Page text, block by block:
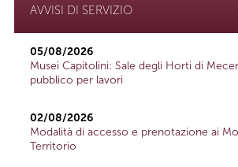
AVVISI DI SERVIZIO
05/08/2026
Musei Capitolini: Sale degli Horti di
pubblico per lavori
02/08/2026
Modalità di accesso e prenotazione ai
Territorio